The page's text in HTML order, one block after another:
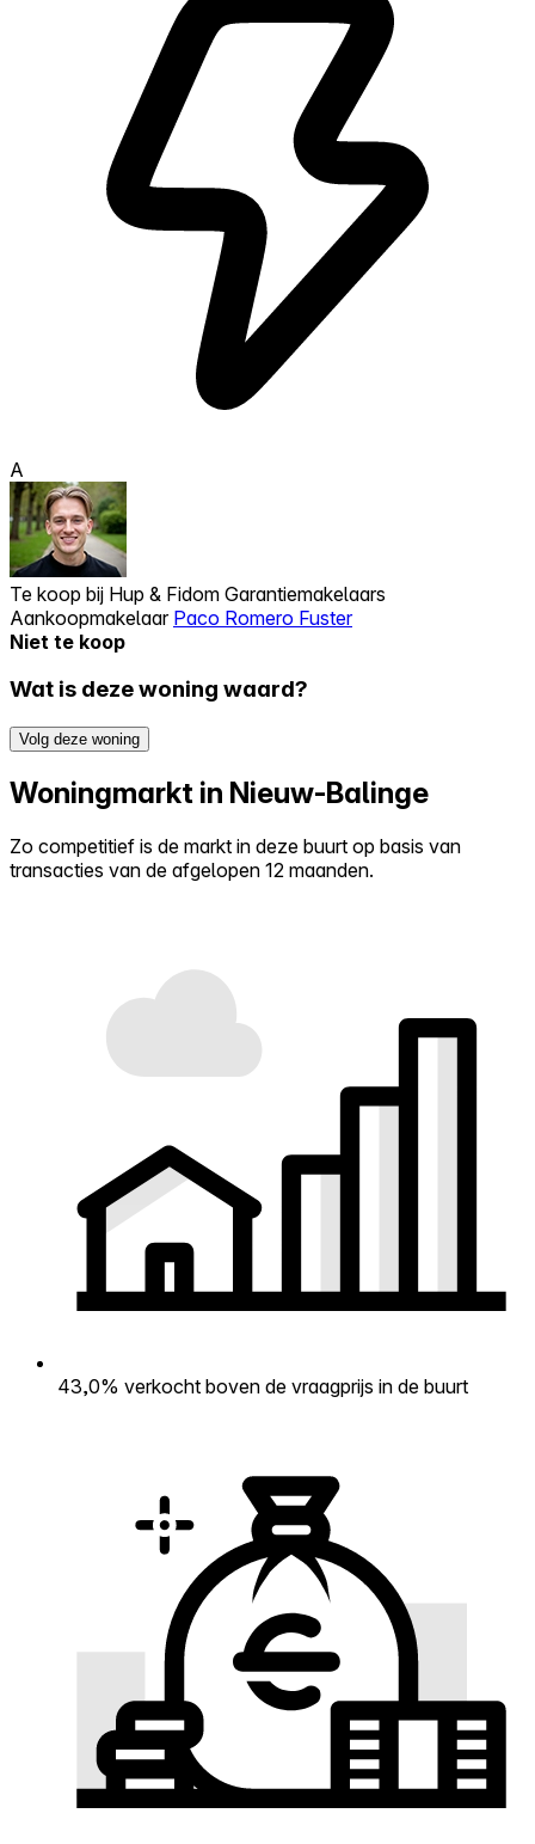
A
Te koop bij Hup & Fidom Garantiemakelaars
Aankoopmakelaar Paco Romero Fuster
Niet te koop
Wat is deze woning waard?
Volg deze woning
Woningmarkt in Nieuw-Balinge
Zo competitief is de markt in deze buurt op basis van
transacties van de afgelopen 12 maanden.
43,0% verkocht boven de vraagprijs in de buurt